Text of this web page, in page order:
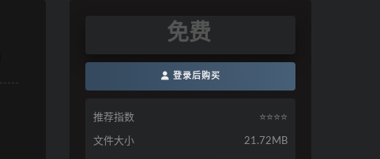
免费
登录后购买
推荐指数 ⭐️⭐️⭐️⭐️
文件大小 21.72MB